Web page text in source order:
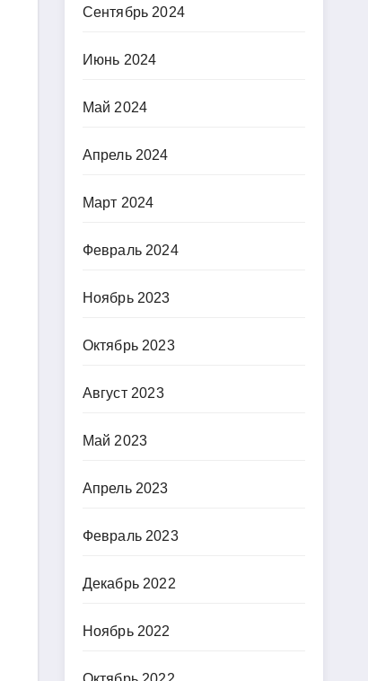
Сентябрь 2024
Июнь 2024
Май 2024
Апрель 2024
Март 2024
Февраль 2024
Ноябрь 2023
Октябрь 2023
Август 2023
Май 2023
Апрель 2023
Февраль 2023
Декабрь 2022
Ноябрь 2022